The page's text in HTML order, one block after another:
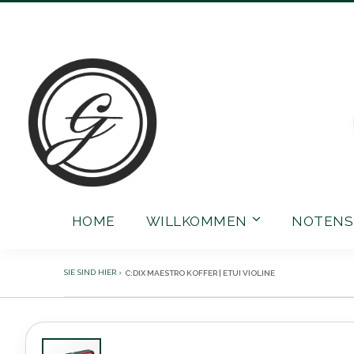
HOME WILLKOMMEN
C:DIX MAESTRO KOFFER | ETUI VIOLINE